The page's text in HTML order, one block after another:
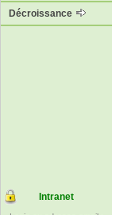
Décroissance
Intranet